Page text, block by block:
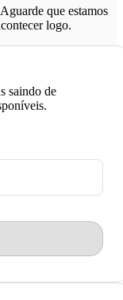
que estamos
logo.
saindo de